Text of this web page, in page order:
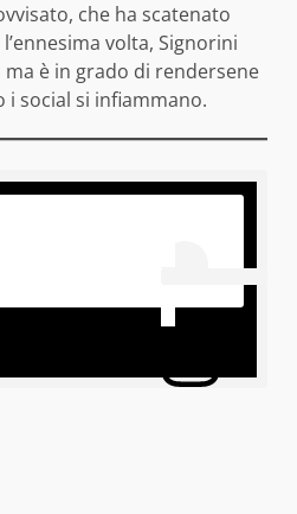
che ha scatenato
volta, Signorini
è in grado di rendersene
i social si infiammano.